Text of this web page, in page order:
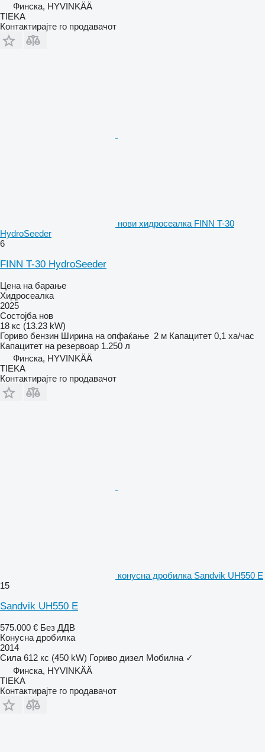
Финска, HYVINKÄÄ
TIEKA
Контактирајте го продавачот
нови хидросеалка FINN T-30
HydroSeeder
6
FINN T-30 HydroSeeder
Цена на барање
Хидросеалка
2025
Состојба нов
18 кс (13.23 kW)
Гориво бензин Ширина на опфаќање 2 м Капацитет 0,1 ха/час
Капацитет на резервоар 1.250 л
Финска, HYVINKÄÄ
TIEKA
Контактирајте го продавачот
конусна дробилка Sandvik UH550 E
15
Sandvik UH550 E
575.000 € Без ДДВ
Конусна дробилка
2014
Сила 612 кс (450 kW) Гориво дизел Мобилна ✓
Финска, HYVINKÄÄ
TIEKA
Контактирајте го продавачот